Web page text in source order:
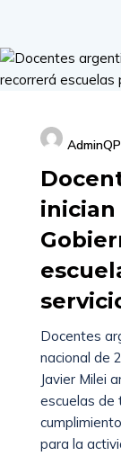
AdminQP
inician
Docentes
nacional de
Javier Milei
escuelas de
para la